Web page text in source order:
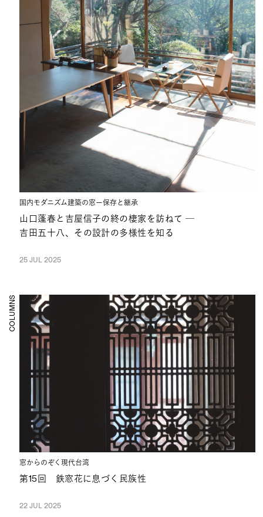
国内モダニズム建築の窓ー保存と継承
山口蓬春と吉屋信子の終の棲家を訪ねて ─
吉田五十八、その設計の多様性を知る
25 JUL 2025
COLUMNS
窓からのぞく現代台湾
第15回 鉄窓花に息づく民族性
22 JUL 2025